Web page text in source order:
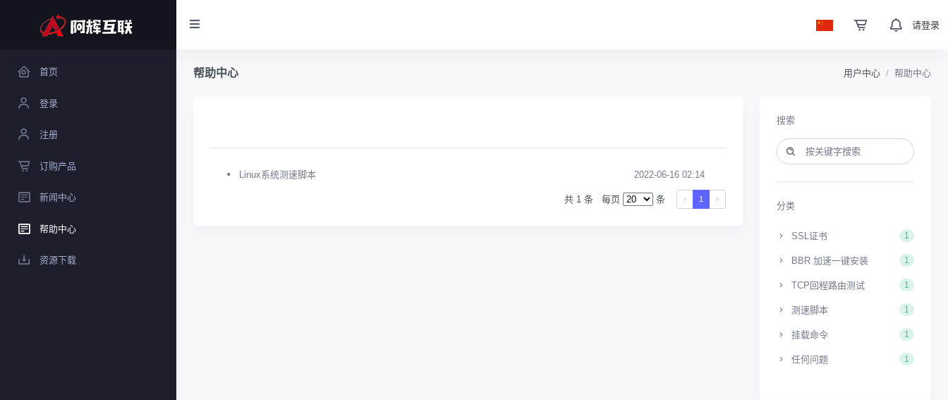
请登录
首页
登录
注册
订购产品
新闻中心
帮助中心
资源下载
帮助中心 用户中心 帮助中心
Linux系统测速脚本 2022-06-16 02:14
共 1 条 每页 条 « 1 »
搜索
分类
SSL证书 1
BBR 加速一键安装 1
TCP回程路由测试 1
测速脚本 1
挂载命令 1
任何问题 1